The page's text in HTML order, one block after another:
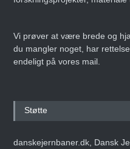
Vi prøver at være brede og
du mangler noget, har
endeligt på vores mail.
Støtte
danskejernbaner.dk, Dansk